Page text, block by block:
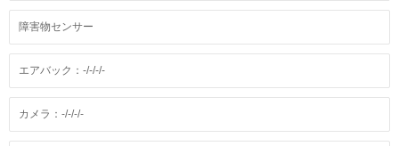
障害物センサー
エアバック：-/-/-/-
カメラ：-/-/-/-